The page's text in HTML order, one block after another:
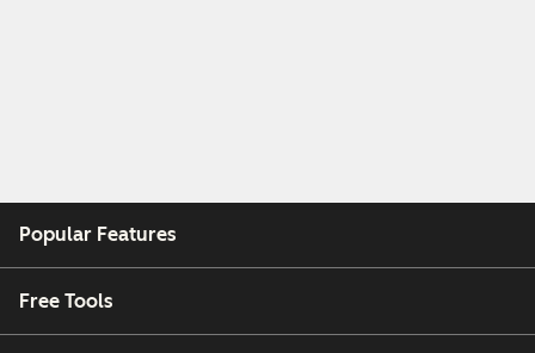
Popular Features
Free Tools